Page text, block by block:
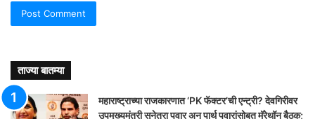
ताज्या बातम्या
महाराष्ट्राच्या राजकारणात ‘PK फॅक्टर’ची एन्ट्री? देवगिरीवर
उपमुख्यमंत्री सुनेत्रा पवार अन् पार्थ पवारांसोबत मॅरेथॉन बैठक;